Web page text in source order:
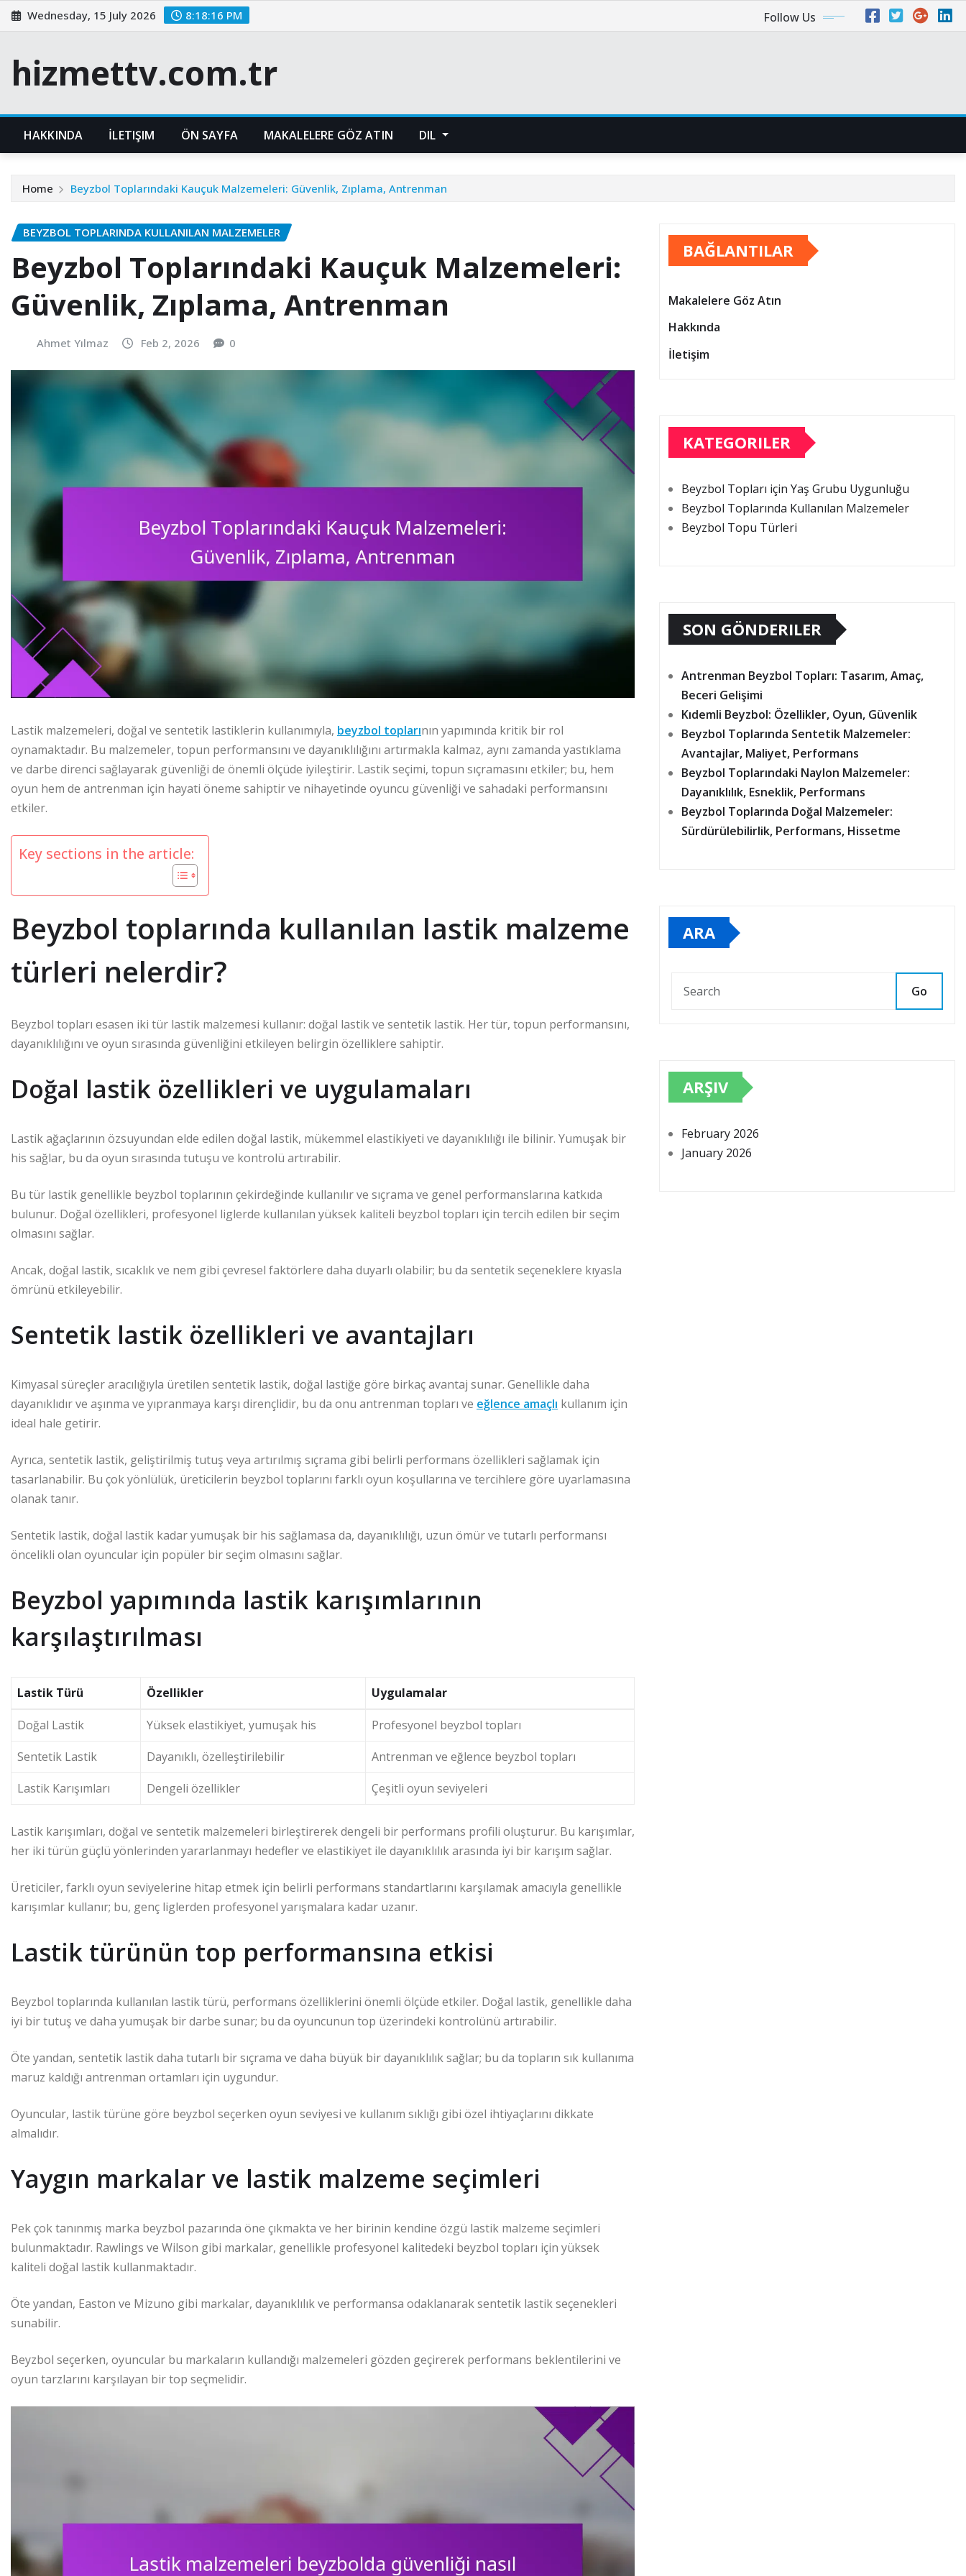
Skip
to
Wednesday, 15 July 2026 8:18:17 PM Follow Us
hizmettv.com.tr
HAKKINDA İLETIŞIM ÖN SAYFA MAKALELERE GÖZ ATIN DIL
Home Beyzbol Toplarındaki Kauçuk Malzemeleri: Güvenlik, Zıplama, Antrenman
BEYZBOL TOPLARINDA KULLANILAN MALZEMELER
Beyzbol Toplarındaki Kauçuk Malzemeleri:
Güvenlik, Zıplama, Antrenman
Ahmet Yılmaz Feb 2, 2026 0
Lastik malzemeleri, doğal ve sentetik lastiklerin kullanımıyla, beyzbol toplarının yapımında kritik bir rol
oynamaktadır. Bu malzemeler, topun performansını ve dayanıklılığını artırmakla kalmaz, aynı zamanda yastıklama
ve darbe direnci sağlayarak güvenliği de önemli ölçüde iyileştirir. Lastik seçimi, topun sıçramasını etkiler; bu, hem
oyun hem de antrenman için hayati öneme sahiptir ve nihayetinde oyuncu güvenliği ve sahadaki performansını
etkiler.
Key sections in the article:
Beyzbol toplarında kullanılan lastik malzeme
türleri nelerdir?
Beyzbol topları esasen iki tür lastik malzemesi kullanır: doğal lastik ve sentetik lastik. Her tür, topun performansını,
dayanıklılığını ve oyun sırasında güvenliğini etkileyen belirgin özelliklere sahiptir.
Doğal lastik özellikleri ve uygulamaları
Lastik ağaçlarının özsuyundan elde edilen doğal lastik, mükemmel elastikiyeti ve dayanıklılığı ile bilinir. Yumuşak bir
his sağlar, bu da oyun sırasında tutuşu ve kontrolü artırabilir.
Bu tür lastik genellikle beyzbol toplarının çekirdeğinde kullanılır ve sıçrama ve genel performanslarına katkıda
bulunur. Doğal özellikleri, profesyonel liglerde kullanılan yüksek kaliteli beyzbol topları için tercih edilen bir seçim
olmasını sağlar.
Ancak, doğal lastik, sıcaklık ve nem gibi çevresel faktörlere daha duyarlı olabilir; bu da sentetik seçeneklere kıyasla
ömrünü etkileyebilir.
Sentetik lastik özellikleri ve avantajları
Kimyasal süreçler aracılığıyla üretilen sentetik lastik, doğal lastiğe göre birkaç avantaj sunar. Genellikle daha
dayanıklıdır ve aşınma ve yıpranmaya karşı dirençlidir, bu da onu antrenman topları ve eğlence amaçlı kullanım için
ideal hale getirir.
Ayrıca, sentetik lastik, geliştirilmiş tutuş veya artırılmış sıçrama gibi belirli performans özellikleri sağlamak için
tasarlanabilir. Bu çok yönlülük, üreticilerin beyzbol toplarını farklı oyun koşullarına ve tercihlere göre uyarlamasına
olanak tanır.
Sentetik lastik, doğal lastik kadar yumuşak bir his sağlamasa da, dayanıklılığı, uzun ömür ve tutarlı performansı
öncelikli olan oyuncular için popüler bir seçim olmasını sağlar.
Beyzbol yapımında lastik karışımlarının
karşılaştırılması
Lastik Türü Özellikler Uygulamalar
Doğal Lastik Yüksek elastikiyet, yumuşak his
Profesyonel beyzbol topları
Sentetik Lastik
Dayanıklı, özelleştirilebilir
Antrenman ve eğlence beyzbol topları
Lastik Karışımları
Dengeli özellikler Çeşitli oyun seviyeleri
Lastik karışımları, doğal ve sentetik malzemeleri birleştirerek dengeli bir performans profili oluşturur. Bu karışımlar,
her iki türün güçlü yönlerinden yararlanmayı hedefler ve elastikiyet ile dayanıklılık arasında iyi bir karışım sağlar.
Üreticiler, farklı oyun seviyelerine hitap etmek için belirli performans standartlarını karşılamak amacıyla genellikle
karışımlar kullanır; bu, genç liglerden profesyonel yarışmalara kadar uzanır.
Lastik türünün top performansına etkisi
Beyzbol toplarında kullanılan lastik türü, performans özelliklerini önemli ölçüde etkiler. Doğal lastik, genellikle daha
iyi bir tutuş ve daha yumuşak bir darbe sunar; bu da oyuncunun top üzerindeki kontrolünü artırabilir.
Öte yandan, sentetik lastik daha tutarlı bir sıçrama ve daha büyük bir dayanıklılık sağlar; bu da topların sık kullanıma
maruz kaldığı antrenman ortamları için uygundur.
Oyuncular, lastik türüne göre beyzbol seçerken oyun seviyesi ve kullanım sıklığı gibi özel ihtiyaçlarını dikkate
almalıdır.
Yaygın markalar ve lastik malzeme seçimleri
Pek çok tanınmış marka beyzbol pazarında öne çıkmakta ve her birinin kendine özgü lastik malzeme seçimleri
bulunmaktadır. Rawlings ve Wilson gibi markalar, genellikle profesyonel kalitedeki beyzbol topları için yüksek
kaliteli doğal lastik kullanmaktadır.
Öte yandan, Easton ve Mizuno gibi markalar, dayanıklılık ve performansa odaklanarak sentetik lastik seçenekleri
sunabilir.
Beyzbol seçerken, oyuncular bu markaların kullandığı malzemeleri gözden geçirerek performans beklentilerini ve
oyun tarzlarını karşılayan bir top seçmelidir.
BAĞLANTILAR
Makalelere Göz Atın
Hakkında
İletişim
KATEGORILER
Beyzbol Topları için Yaş Grubu Uygunluğu
Beyzbol Toplarında Kullanılan Malzemeler
Beyzbol Topu Türleri
SON GÖNDERILER
Antrenman Beyzbol Topları: Tasarım, Amaç,
Beceri Gelişimi
Kıdemli Beyzbol: Özellikler, Oyun, Güvenlik
Beyzbol Toplarında Sentetik Malzemeler:
Avantajlar, Maliyet, Performans
Beyzbol Toplarındaki Naylon Malzemeler:
Dayanıklılık, Esneklik, Performans
Beyzbol Toplarında Doğal Malzemeler:
Sürdürülebilirlik, Performans, Hissetme
ARA
Go
ARŞIV
February 2026
January 2026